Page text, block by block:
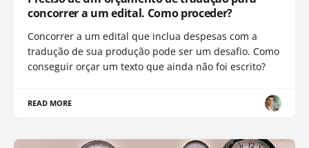
concorrer a um edital. Como proceder?
Concorrer a um edital que inclua despesas com a
tradução de sua produção pode ser um desafio. Como
conseguir orçar um texto que ainda não foi escrito?
READ MORE